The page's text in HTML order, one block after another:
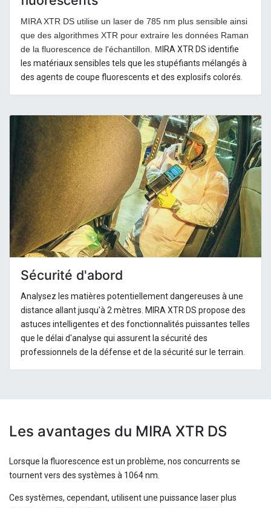
MIRA XTR DS utilise un laser de 785 nm plus sensible ainsi
que des algorithmes XTR pour extraire les données Raman
de la fluorescence de l'échantillon. MIRA XTR DS identifie
les matériaux sensibles tels que les stupéfiants mélangés à
des agents de coupe fluorescents et des explosifs colorés.
Sécurité d'abord
Analysez les matières potentiellement dangereuses à une
distance allant jusqu'à 2 mètres. MIRA XTR DS propose des
astuces intelligentes et des fonctionnalités puissantes telles
que le délai d'analyse qui assurent la sécurité des
professionnels de la défense et de la sécurité sur le terrain.
Les avantages du MIRA XTR DS
Lorsque la fluorescence est un problème, nos concurrents se
tournent vers des systèmes à 1064 nm.
Ces systèmes, cependant, utilisent une puissance laser plus